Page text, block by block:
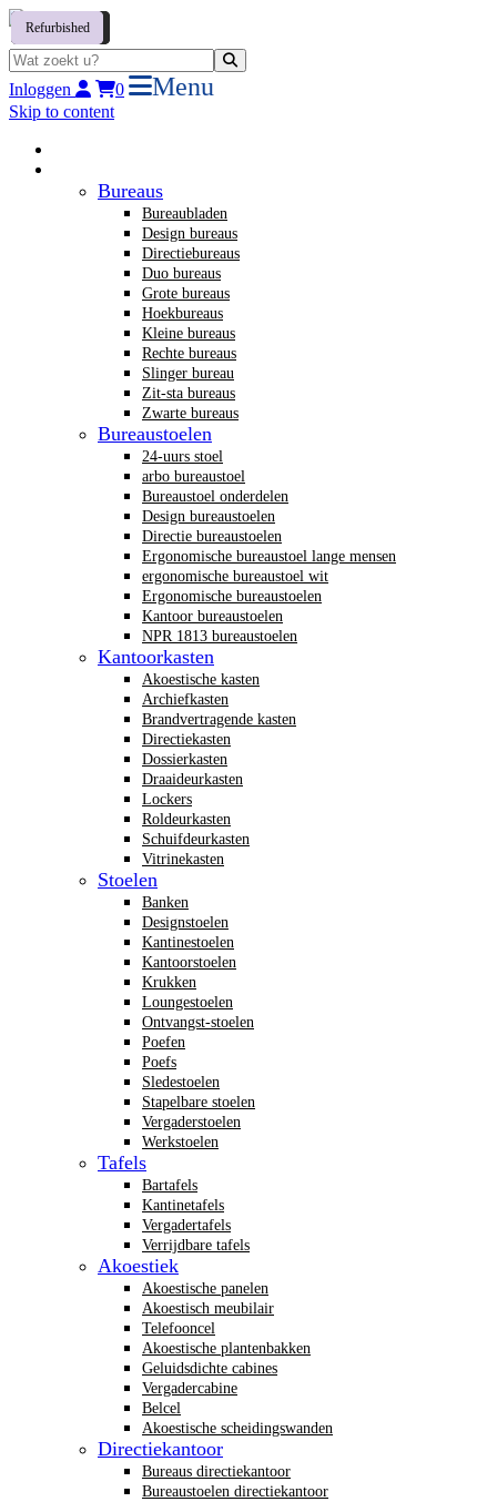
Inloggen 0 Menu
Skip to content
Bureaus
Bureaubladen
Design bureaus
Directiebureaus
Duo bureaus
Grote bureaus
Hoekbureaus
Kleine bureaus
Rechte bureaus
Slinger bureau
Zit-sta bureaus
Zwarte bureaus
Bureaustoelen
24-uurs stoel
arbo bureaustoel
Bureaustoel onderdelen
Design bureaustoelen
Directie bureaustoelen
Ergonomische bureaustoel lange mensen
ergonomische bureaustoel wit
Ergonomische bureaustoelen
Kantoor bureaustoelen
NPR 1813 bureaustoelen
Kantoorkasten
Akoestische kasten
Archiefkasten
Brandvertragende kasten
Directiekasten
Dossierkasten
Draaideurkasten
Lockers
Roldeurkasten
Schuifdeurkasten
Vitrinekasten
Stoelen
Banken
Designstoelen
Kantinestoelen
Kantoorstoelen
Krukken
Loungestoelen
Ontvangst-stoelen
Poefen
Poefs
Sledestoelen
Stapelbare stoelen
Vergaderstoelen
Werkstoelen
Tafels
Bartafels
Kantinetafels
Vergadertafels
Verrijdbare tafels
Akoestiek
Akoestische panelen
Akoestisch meubilair
Telefooncel
Akoestische plantenbakken
Geluidsdichte cabines
Vergadercabine
Belcel
Akoestische scheidingswanden
Directiekantoor
Bureaus directiekantoor
Bureaustoelen directiekantoor
Tweedehands
Refurbished
Refurbished
Tweedehands
Tweedehands
Refurbished
Refurbished